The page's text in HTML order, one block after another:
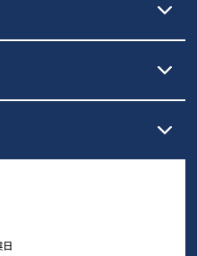
料無料
ガイドを
るよう、サイズ交換の受付期
なります。